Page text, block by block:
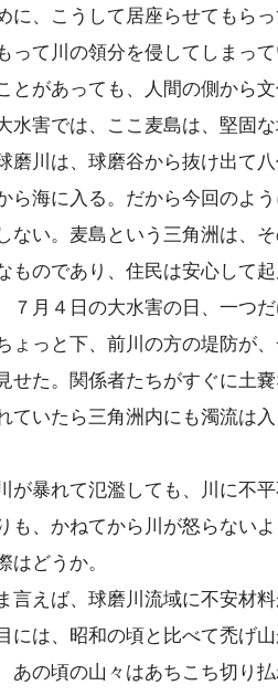
に、こうして居座らせてもら
って川の領分を侵してしまっ
とがあっても、人間の側から
害では、ここ麦島は、堅固
磨川は、球磨谷から抜け出て
ら海に入る。だから今回のよ
ない。麦島という三角洲は、
ものであり、住民は安心して
７月４日の大水害の日、一つ
ょっと下、前川の方の堤防が
せた。関係者たちがすぐに土
ていたら三角洲内にも濁流は
が暴れて氾濫しても、川に不
も、かねてから川が怒らない
どうか。
言えば、球磨川流域に不安材
には、昭和の頃と比べて禿げ
あの頃の山々はあちこち切り